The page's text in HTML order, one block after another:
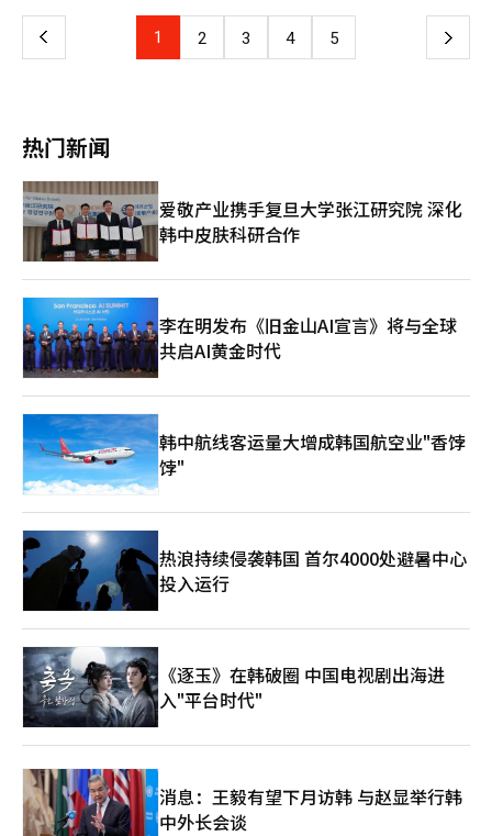
方对等关税措施的具体内容进行分析，积极与美方开展沟通协商，
为汽车等受影响较大的行业和企业制定扶持政策。
他进一步承诺，会尽最大努力推动涉及国家重大利益的核心议题取
得进展，并呼吁朝野政党超越党派立场，进行跨党合作。他恳切表
任代总统的韩德洙的弹劾动议案。根据韩国宪法规定，弹劾案通过
后，韩德洙随即被停职，案件移交宪法法院审理，由法院裁定是否
后，前往政府首尔大楼办公室开展工作。在完成相关报告后，将确
定具体日程安排。 据分析，韩德洙或将召开国务委员座谈会或临
时国务会议，并可能举行国民谈话。此外，预计将召集国家安全保
障会议（NSC），重点应对美国关税政策及贸易施压等外交经济议
题。国务调整室相关人士表示，韩德洙复职后将聚焦灾难应对、外
交事务、国家安全及贸易政策等领域，全力确保国政稳定运行。
值得注意的是，韩国政坛近期将迎来一系列重要司法裁决，法律界
迎来"关键周"。26日，首尔高等法院将对在野党共同民主党党首李
在明涉嫌违反《公职选举法》一案作出二审判决。同时，总统尹锡
悦的弹劾案最终裁决也可能于近日公布。这一系列司法判决或将进
一步影响韩国政坛格局，引发各界高度关注。
上 1 2 3 4 5 下
热门新闻
爱敬产业携手复旦大学张江研究院 深化
韩中皮肤科研合作
李在明发布《旧金山AI宣言》将与全球
共启AI黄金时代
韩中航线客运量大增成韩国航空业"香饽
饽"
热浪持续侵袭韩国 首尔4000处避暑中心
投入运行
《逐玉》在韩破圈 中国电视剧出海进
入"平台时代"
消息：王毅有望下月访韩 与赵显举行韩
中外长会谈